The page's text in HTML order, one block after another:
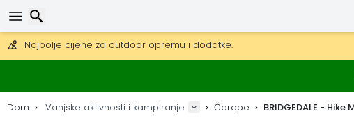
Mogućnost slanja DHL Expressom (dostava unutar 24 sata)
30 dana za povrat, 90 dana za drvene karte i dekoracije.
Najbolje cijene za outdoor opremu i dodatke.
Dom Vanjske aktivnosti i kampiranje Čarape BRIDGEDALE - Hike